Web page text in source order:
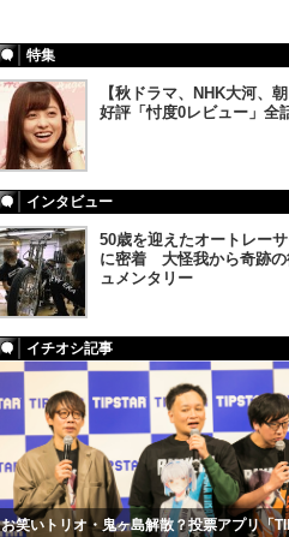
特集
【秋ドラマ、NHK大河、
好評「忖度0レビュー」全
インタビュー
50歳を迎えたオートレー
に密着 大怪我から奇跡の
ュメンタリー
イチオシ記事
お笑いトリオ・鬼ヶ島解散？投票アプリ「